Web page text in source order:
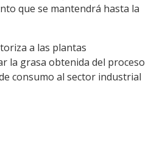
que se mantendrá hasta la
a las plantas
la grasa obtenida del proceso
consumo al sector industrial